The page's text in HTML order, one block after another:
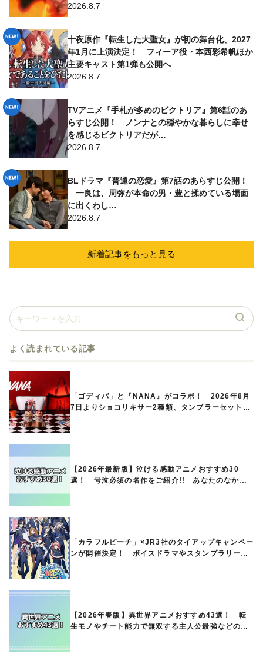
2026.8.7
十夜原作『転生した大聖女』が初の舞台化、2027
年1月に上演決定！ フィーア役・本西彩希帆ほか
主要キャスト第1弾も公開へ
2026.8.7
TVアニメ『手札が多めのビクトリア』第6話のあ
らすじ公開！ ノンナとの穏やかな暮らしに幸せ
を感じるビクトリアだが…
2026.8.7
BLドラマ『普通の恋愛』第7話のあらすじ公開！
一良は、周弥が本命の男・豊と揉めている場面
に出くわし…
2026.8.7
新着記事をもっと見る
よく読まれている記事
「ゴディバ」と『NANA』がコラボ！ 2026年8月
7日よりショコリキサー2種類、タンブラーセットな
【2026年最新版】泣ける感動アニメおすすめ30
選！ 号泣必須の名作をご紹介!! あなたのなかの
「カラフルピーチ」×JR3社のタイアップキャンペー
ンが開催決定！ ボイスドラマやスタンプラリー、
【2026年春版】異世界アニメおすすめ43選！ 転
生モノやチート能力で無双する主人公最強などの人